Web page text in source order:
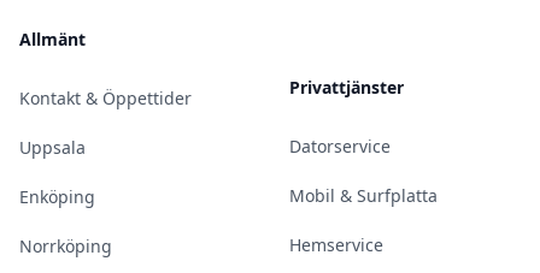
Allmänt
Kontakt & Öppettider
Uppsala
Enköping
Norrköping
Privattjänster
Datorservice
Mobil & Surfplatta
Hemservice